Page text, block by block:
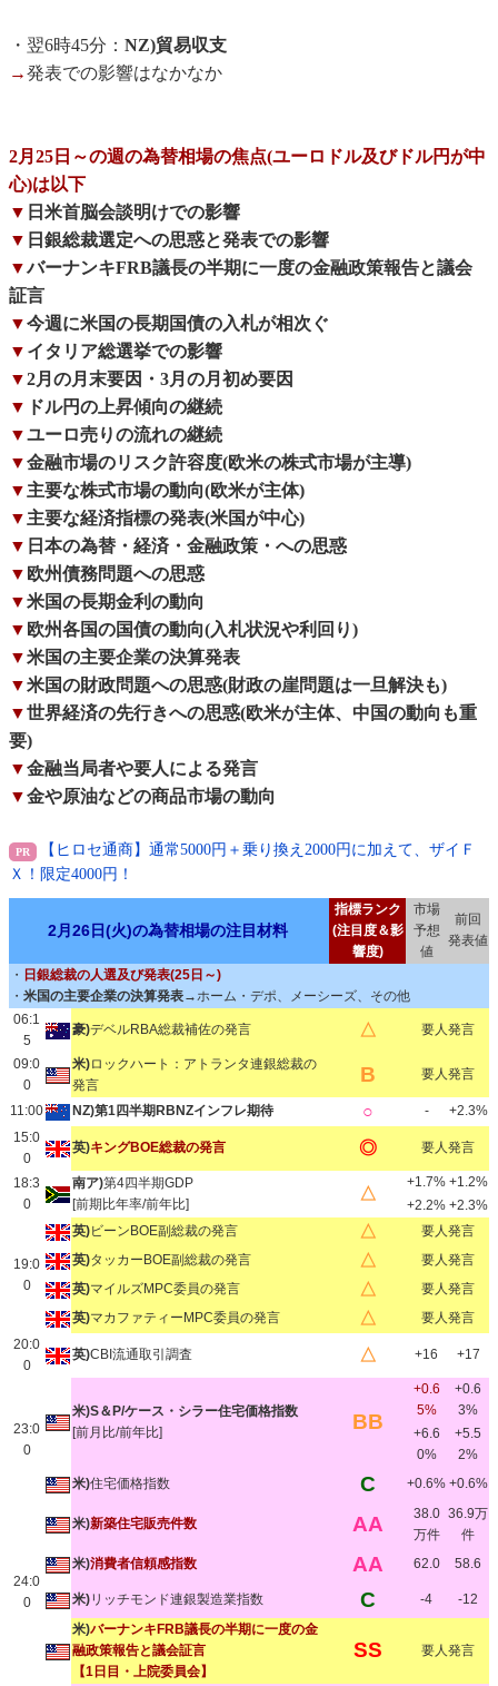
・翌6時45分： NZ)貿易収支
→発表での影響はなかなか
2月25日～の週の為替相場の焦点(ユーロドル及びドル円が中
心)は以下
▼ 日米首脳会談明けでの影響
▼ 日銀総裁選定への思惑と発表での影響
▼バーナンキFRB議長の半期に一度の金融政策報告と議会
証言
▼今週に米国の長期国債の入札が相次ぐ
▼ イタリア総選挙での影響
▼2月の月末要因・3月の月初め要因
▼ ドル円の上昇傾向の継続
▼ユーロ売りの流れの継続
▼金融市場のリスク許容度(欧米の株式市場が主導)
▼主要な株式市場の動向(欧米が主体)
▼主要な経済指標の発表(米国が中心)
▼ 日本の為替・経済・金融政策・への思惑
▼ 欧州債務問題への思惑
▼米国の長期金利の動向
▼ 欧州各国の国債の動向(入札状況や利回り)
▼米国の主要企業の決算発表
▼米国の財政問題への思惑(財政の崖問題は一旦解決も)
▼世界経済の先行きへの思惑(欧米が主体、中国の動向も重
要)
▼金融当局者や要人による発言
▼金や原油などの商品市場の動向
【ヒロセ通商】通常5000円＋乗り換え2000円に加えて、ザイＦ
Ｘ！限定4000円！
2月26日(火)の為替相場の注目材料
指標ランク
(注目度＆影
響度)
市場
予想
値
前回
発表値
・ 日銀総裁の人選及び発表(25日～)
・ 米国の主要企業の決算発表→ホーム・デポ、メーシーズ、その他
06:1
5
豪)デベルRBA総裁補佐の発言 △ 要人発言
09:0
0
米)ロックハート：アトランタ連銀総裁の
発言
B 要人発言
11:00 NZ)第1四半期RBNZインフレ期待 ○ -
+2.3%
15:0
0
英)キングBOE総裁の発言 ◎ 要人発言
18:3
0
南ア)第4四半期GDP
[前期比年率/前年比]
△
+1.7% +1.2%
+2.2% +2.3%
19:0
0
英)ビーンBOE副総裁の発言 △
要人発言
英)タッカーBOE副総裁の発言 △
要人発言
英)マイルズMPC委員の発言 △
要人発言
英)マカファティーMPC委員の発言 △
要人発言
20:0
0
英)CBI流通取引調査 △ +16 +17
23:0
0
米)S＆P/ケース・シラー住宅価格指数
[前月比/前年比]
BB
+0.6
5%
+0.6
3%
+6.6
0%
+5.5
2%
米)住宅価格指数 C +0.6% +0.6%
24:0
0
米)新築住宅販売件数 AA
38.0
万件
36.9万
件
米)消費者信頼感指数 AA 62.0 58.6
米)リッチモンド連銀製造業指数 C -4
-12
米)バーナンキFRB議長の半期に一度の金
融政策報告と議会証言
【1日目・上院委員会】
SS 要人発言